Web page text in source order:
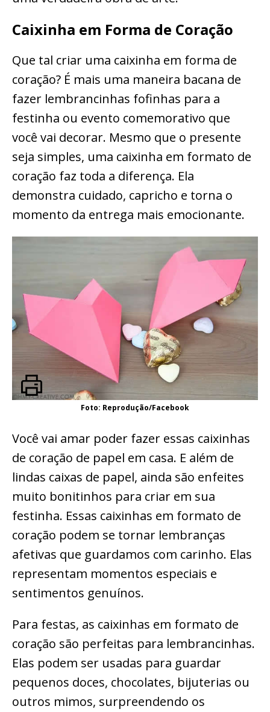
Caixinha em Forma de Coração
Que tal criar uma caixinha em forma de
coração? É mais uma maneira bacana de
fazer lembrancinhas fofinhas para a
festinha ou evento comemorativo que
você vai decorar. Mesmo que o presente
seja simples, uma caixinha em formato de
coração faz toda a diferença. Ela
demonstra cuidado, capricho e torna o
momento da entrega mais emocionante.
Foto: Reprodução/Facebook
Você vai amar poder fazer essas caixinhas
de coração de papel em casa. E além de
lindas caixas de papel, ainda são enfeites
muito bonitinhos para criar em sua
festinha. Essas caixinhas em formato de
coração podem se tornar lembranças
afetivas que guardamos com carinho. Elas
representam momentos especiais e
sentimentos genuínos.
Para festas, as caixinhas em formato de
coração são perfeitas para lembrancinhas.
Elas podem ser usadas para guardar
pequenos doces, chocolates, bijuterias ou
outros mimos, surpreendendo os